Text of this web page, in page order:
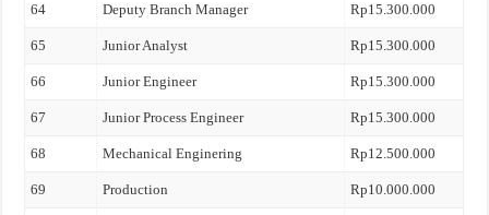
64 Deputy Branch Manager Rp15.300.000
65 Junior Analyst Rp15.300.000
66 Junior Engineer Rp15.300.000
67 Junior Process Engineer Rp15.300.000
68 Mechanical Enginering Rp12.500.000
69 Production Rp10.000.000